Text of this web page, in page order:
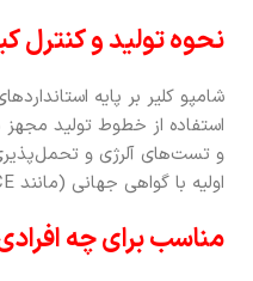
نحوه تولید و کنترل
شامپو کلیر بر پایه
استفاده از خطوط تولید
و تست‌های آلرژی و
اولیه با گواهی جهانی (مانند ISO، CE) تهیه می‌شوند.
مناسب برای چه